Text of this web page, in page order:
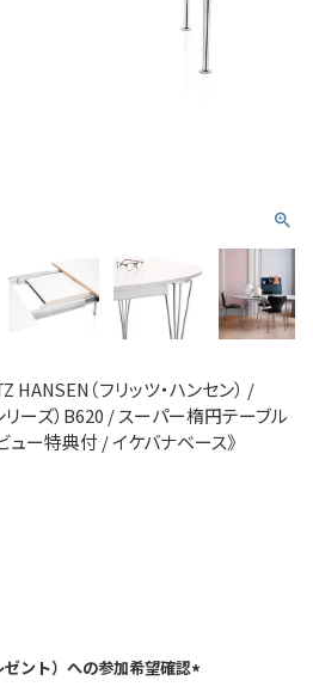
HANSEN（フリッツ・ハンセン） /
ーズ）B620 / スーパー楕円テーブル
ュー特典付 / イケバナベース》
ント）への参加希望確認